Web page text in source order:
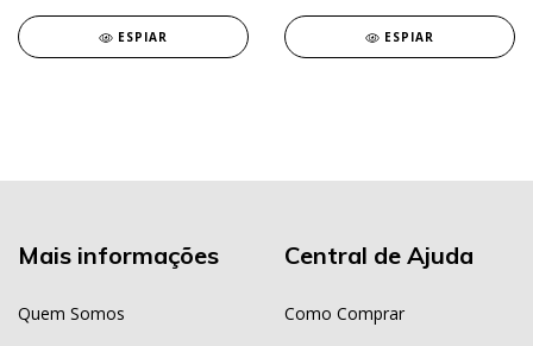
ESPIAR ESPIAR
Mais informações
Quem Somos
Central de Ajuda
Como Comprar